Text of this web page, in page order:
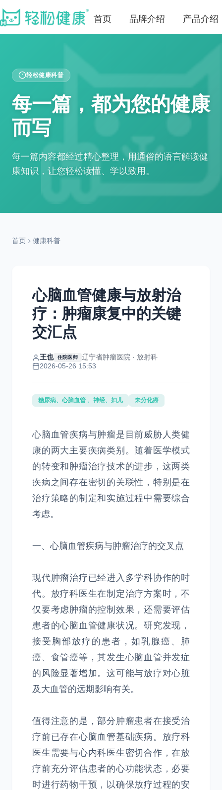
首页 品牌介绍 产品介绍
轻松健康科普
每一篇，都为您的健康
而写
每一篇内容都经过精心整理，用通俗的语言解读健
康知识，让您轻松读懂、学以致用。
首页 健康科普
心脑血管健康与放射治
疗：肿瘤康复中的关键
交汇点
王也 住院医师
辽宁省肿瘤医院 · 放射科
2026-05-26 15:53
糖尿病、心脑血管 、神经、妇儿 未分化癌
心脑血管疾病与肿瘤是目前威胁人类健
康的两大主要疾病类别。随着医学模式
的转变和肿瘤治疗技术的进步，这两类
疾病之间存在密切的关联性，特别是在
治疗策略的制定和实施过程中需要综合
考虑。
一、心脑血管疾病与肿瘤治疗的交叉点
现代肿瘤治疗已经进入多学科协作的时
代。放疗科医生在制定治疗方案时，不
仅要考虑肿瘤的控制效果，还需要评估
患者的心脑血管健康状况。研究发现，
接受胸部放疗的患者，如乳腺癌、肺
癌、食管癌等，其发生心脑血管并发症
的风险显著增加。这可能与放疗对心脏
及大血管的远期影响有关。
值得注意的是，部分肿瘤患者在接受治
疗前已存在心脑血管基础疾病。放疗科
医生需要与心内科医生密切合作，在放
疗前充分评估患者的心功能状态，必要
时进行药物干预，以确保放疗过程的安